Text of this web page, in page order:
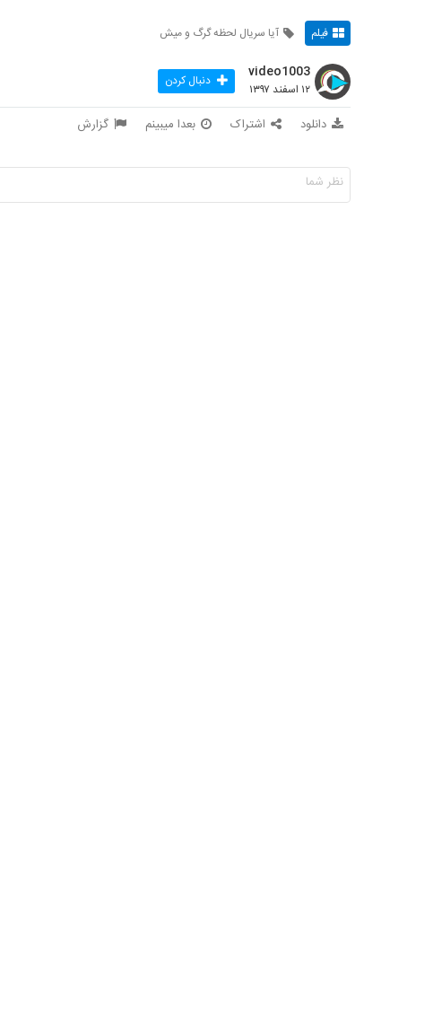
فیلم آیا سریال لحظه گرگ و میش
video1003
۱۲ اسفند ۱۳۹۷ دنبال کردن
دانلود اشتراک بعدا میبینم گزارش